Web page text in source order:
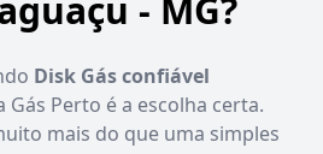
- MG?
Disk Gás confiável
Gás Perto é a escolha certa.
mais do que uma simples